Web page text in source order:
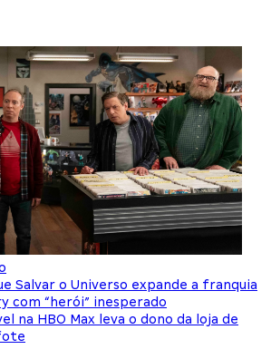
Salvar o Universo expande a franquia
com “herói” inesperado
na HBO Max leva o dono da loja de